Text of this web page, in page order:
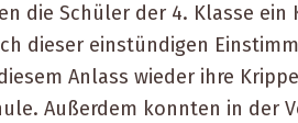
die Schüler der 4. Klasse ein
dieser einstündigen
Anlass wieder ihre
Außerdem konnten in der